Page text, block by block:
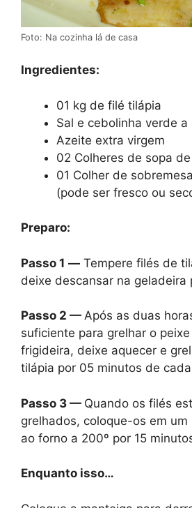
Foto: Na cozinha lá de casa
Ingredientes:
01 kg de filé tilápia
Sal e cebolinha verde a
Azeite extra virgem
02 Colheres de sopa
01 Colher de
(pode ser fresco ou
Preparo:
Passo 1 — Tempere filés de
deixe descansar na geladeira
Passo 2 — Após as duas
suficiente para grelhar o
frigideira, deixe aquecer e
tilápia por 05 minutos de
Passo 3 — Quando os filés
grelhados, coloque-os em
ao forno a 200º por 15
Enquanto isso…